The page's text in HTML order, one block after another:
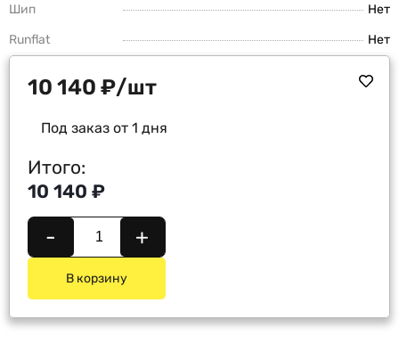
Шип
Нет
Runflat
Нет
10 140 ₽/шт
Под заказ от 1 дня
Итого:
10 140 ₽
- +
В корзину